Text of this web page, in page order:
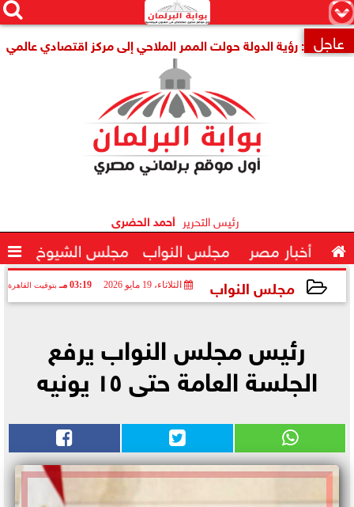
×


 عاجل
رئيس التحرير أحمد الحضرى
 أخبار مصر مجلس النواب مجلس الشيوخ 
مجلس النواب الثلاثاء، 19 مايو 2026 03:19 مـ بتوقيت القاهرة
رئيس مجلس النواب يرفع
الجلسة العامة حتى ١٥ يونيه